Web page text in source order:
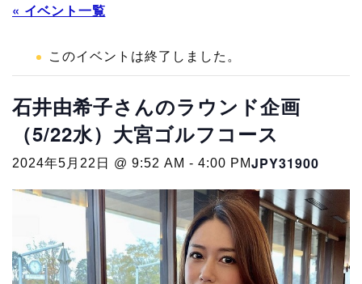
« イベント一覧
このイベントは終了しました。
石井由希子さんのラウンド企画
（5/22水）大宮ゴルフコース
2024年5月22日 @ 9:52 AM - 4:00 PMJPY31900